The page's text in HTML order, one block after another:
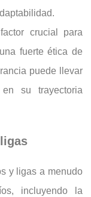
crucial para
fuerte ética de
puede llevar
su trayectoria
y ligas a menudo
incluyendo la